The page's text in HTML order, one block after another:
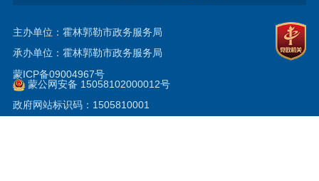
主办单位：霍林郭勒市政务服务局
承办单位：霍林郭勒市政务服务局
蒙ICP备09004967号
蒙公网安备 15058102000012号
政府网站标识码：1505810001